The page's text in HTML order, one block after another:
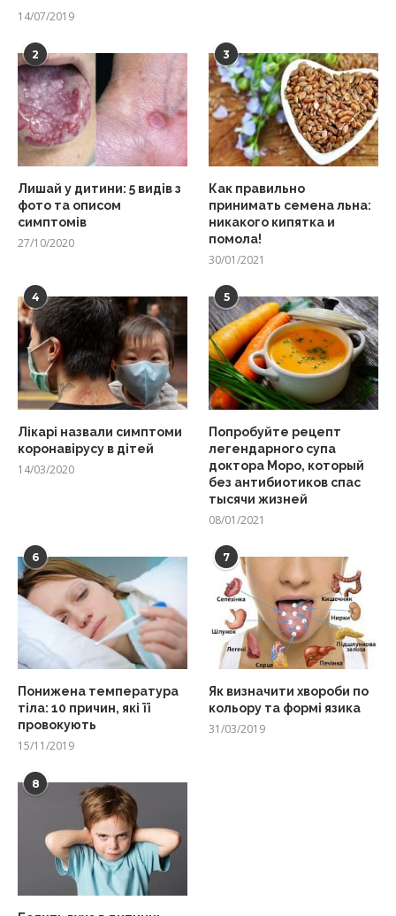
14/07/2019
2
Лишай у дитини: 5 видів з
фото та описом
симптомів
27/10/2020
3
Как правильно
принимать семена льна:
никакого кипятка и
помола!
30/01/2021
4
Лікарі назвали симптоми
коронавірусу в дітей
14/03/2020
5
Попробуйте рецепт
легендарного супа
доктора Моро, который
без антибиотиков спас
тысячи жизней
08/01/2021
6
Понижена температура
тіла: 10 причин, які її
провокують
15/11/2019
7
Як визначити хвороби по
кольору та формі язика
31/03/2019
8